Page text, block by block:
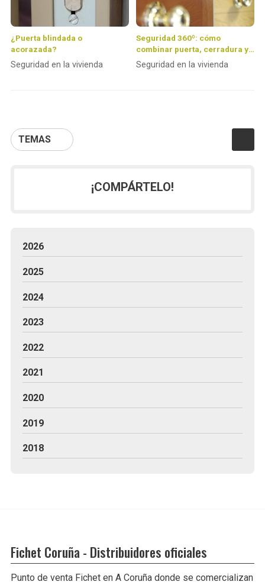
TEMAS
¿Puerta blindada o
acorazada?
Seguridad en la vivienda
Seguridad 360º: cómo
combinar puerta, cerradura y
alarma para crear un hogar
inexpugnable
Seguridad en la vivienda
¡COMPÁRTELO!
2026
2025
2024
2023
2022
2021
2020
2019
2018
Fichet Coruña - Distribuidores oficiales
Punto de venta Fichet en A Coruña donde se comercializan